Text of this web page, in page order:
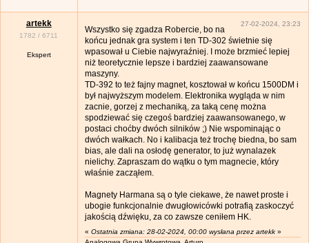
artekk
1782 /6711
Ekspert
27-02-2024, 23:23
Wszystko się zgadza Robercie, bo na
końcu jednak gra system i ten TD-302 świetnie się
wpasował u Ciebie najwyraźniej. I może brzmieć lepiej
niż teoretycznie lepsze i bardziej zaawansowane
maszyny.
TD-392 to też fajny magnet, kosztował w końcu 1500DM i
był najwyższym modelem. Elektronika wygląda w nim
zacnie, gorzej z mechaniką, za taką cenę można
spodziewać się czegoś bardziej zaawansowanego, w
postaci choćby dwóch silników ;) Nie wspominając o
dwóch wałkach. No i kalibacja też trochę biedna, bo sam
bias, ale dali na osłodę generator, to już wynalazek
nielichy. Zapraszam do wątku o tym magnecie, który
właśnie zacząłem.
Magnety Harmana są o tyle ciekawe, że nawet proste i
ubogie funkcjonalnie dwugłowicówki potrafią zaskoczyć
jakością dźwięku, za co zawsze ceniłem HK.
« Ostatnia zmiana: 28-02-2024, 00:00 wysłana przez artekk»